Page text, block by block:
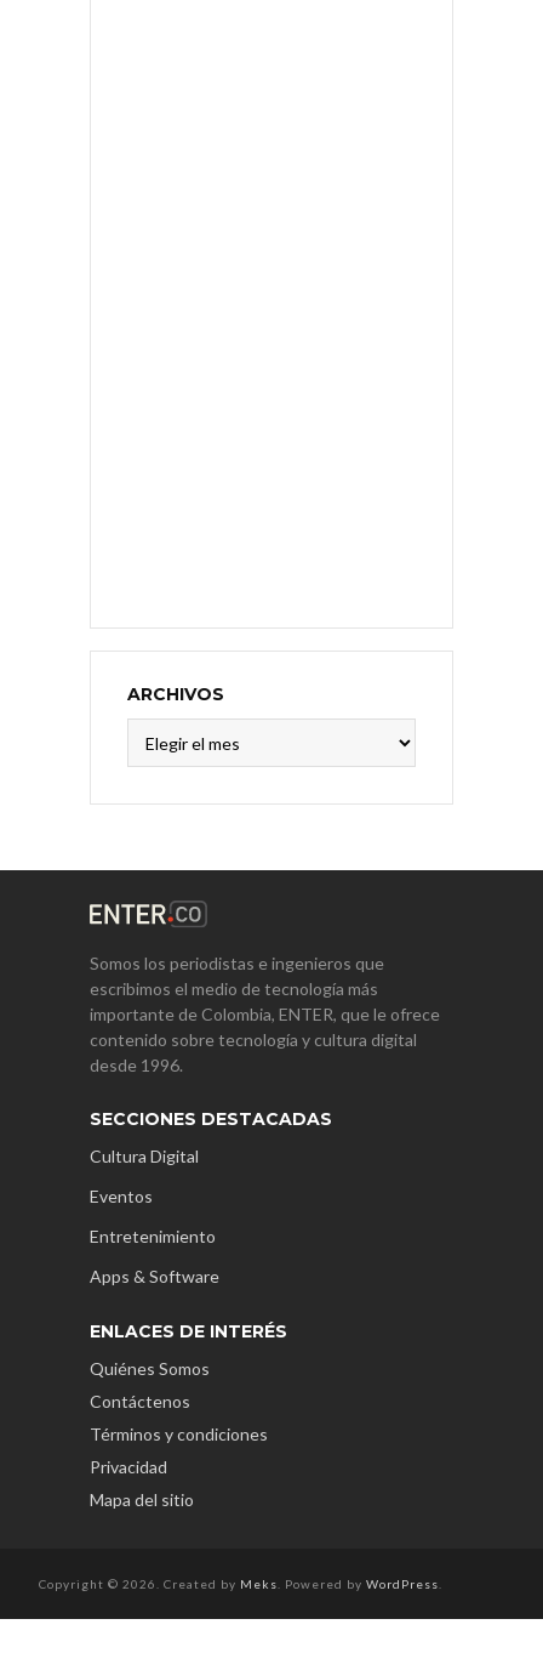
ARCHIVOS
Somos los periodistas e ingenieros que
escribimos el medio de tecnología más
importante de Colombia, ENTER, que le ofrece
contenido sobre tecnología y cultura digital
desde 1996.
SECCIONES DESTACADAS
Cultura Digital
Eventos
Entretenimiento
Apps & Software
ENLACES DE INTERÉS
Quiénes Somos
Contáctenos
Términos y condiciones
Privacidad
Mapa del sitio
Copyright © 2026. Created by Meks. Powered by WordPress.